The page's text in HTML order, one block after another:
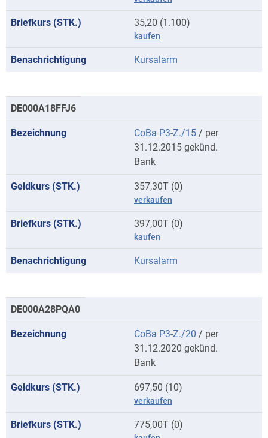
35,20 (1.100)
kaufen
Kursalarm
DE000A18FFJ6
CoBa P3-Z./15 / per
31.12.2015 gekünd.
Bank
357,30T (0)
verkaufen
397,00T (0)
kaufen
Kursalarm
DE000A28PQA0
CoBa P3-Z./20 / per
31.12.2020 gekünd.
Bank
697,50 (10)
verkaufen
775,00T (0)